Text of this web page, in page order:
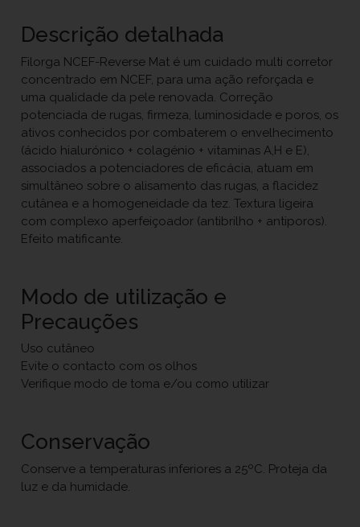
Descrição detalhada
Filorga NCEF-Reverse Mat é um cuidado multi corretor
concentrado em NCEF, para uma ação reforçada e
uma qualidade da pele renovada. Correção
potenciada de rugas, firmeza, luminosidade e poros, os
ativos conhecidos por combaterem o envelhecimento
(ácido hialurónico + colagénio + vitaminas A,H e E),
associados a potenciadores de eficácia, atuam em
simultâneo sobre o alisamento das rugas, a flacidez
cutânea e a homogeneidade da tez. Textura ligeira
com complexo aperfeiçoador (antibrilho + antiporos).
Efeito matificante.
Modo de utilização e
Precauções
Uso cutâneo
Evite o contacto com os olhos
Verifique modo de toma e/ou como utilizar
Conservação
Conserve a temperaturas inferiores a 25ºC. Proteja da
luz e da humidade.